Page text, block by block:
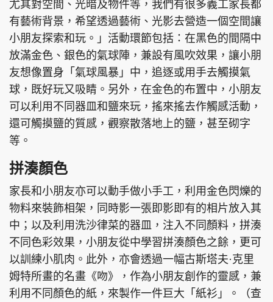
尤其對空間、光暗及物件等，我們有很多義工家長都
有藝術背景，希望透過藝術、光影去營造一個空間讓
小朋友探索和玩。」活動環節包括：在黑色的間隔中
放滿金色、銀色的氣球陣，兼設有風吹效果，讓小朋
友想像置身「氣球風暴」中，追逐或用手去觸摸氣
球，既好玩又吸睛。另外，在金色的布置中，小朋友
可以利用不同器皿和鹽來玩，搖來搖去作觸感活動，
還可觸摸鹽的質感，觀察散落地上的鹽，甚至砌字
等。
拼湊顏色
家長和小朋友亦可以動手做小手工，利用金色閃爍的
物料來裝飾相架，同時影一張即影即有的相片放入其
中；以及利用洗沙律菜的器皿，注入不同顏料，拼湊
不同色彩效果，小朋友從中學習拼湊顏色之餘，更可
以訓練小肌肉。此外，亦會透過一幅古斯塔夫·克里
姆特所畫的名畫《吻》，作為小朋友創作的靈感，兼
利用不同顏色的紙，來製作一件巨大「紙衫」。（查